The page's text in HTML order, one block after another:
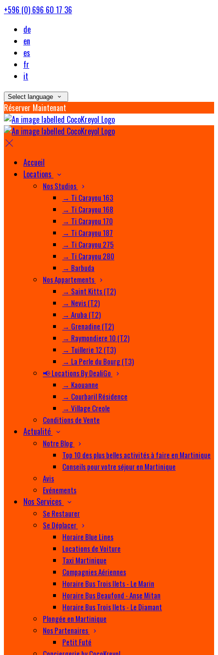
+596 (0) 696 60 17 36
de
en
es
fr
it
Select language
Réserver Maintenant
Accueil
Locations
Nos Studios
→ Ti Carayou 163
→ Ti Carayou 168
→ Ti Carayou 170
→ Ti Carayou 187
→ Ti Carayou 275
→ Ti Carayou 280
→ Barbuda
Nos Appartements
→ Saint Kitts (T2)
→ Nevis (T2)
→ Aruba (T2)
→ Grenadine (T2)
→ Raymondiere 10 (T2)
→ Tuillerie 12 (T3)
→ La Perle du Bourg (T3)
📢 Locations By DealiGo
→ Kaouanne
→ Courbaril Résidence
→ Village Creole
Conditions de Vente
Actualité
Notre Blog
Top 10 des plus belles activités à faire en Martinique
Conseils pour votre séjour en Martinique
Avis
Evénements
Nos Services
Se Restaurer
Se Déplacer
Horaire Blue Lines
Locations de Voiture
Taxi Martinique
Compagnies Aériennes
Horaire Bus Trois Ilets - Le Marin
Horaire Bus Beaufond - Anse Mitan
Horaire Bus Trois Ilets - Le Diamant
Plongée en Martinique
Nos Partenaires
Petit Futé